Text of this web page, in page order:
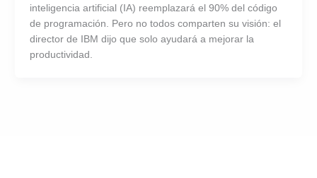
inteligencia artificial (IA) reemplazará el 90% del código
de programación. Pero no todos comparten su visión: el
director de IBM dijo que solo ayudará a mejorar la
productividad.